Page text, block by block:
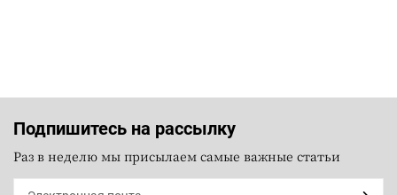
Подпишитесь на рассылку
Раз в неделю мы присылаем самые важные статьи